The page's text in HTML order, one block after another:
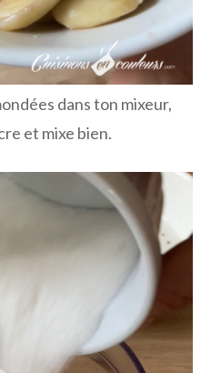
dans ton mixeur,
et mixe bien.